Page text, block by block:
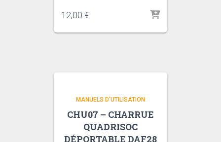
12,00 €
MANUELS D'UTILISATION
CHU07 – CHARRUE
QUADRISOC
DÉPORTABLE DAF28